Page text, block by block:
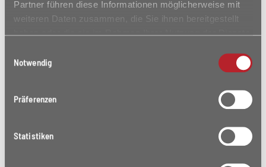
Partner führen diese Informationen möglicherweise mit
weiteren Daten zusammen, die Sie ihnen bereitgestellt
haben oder die sie im Rahmen Ihrer Nutzung der Dienste
Notwendig
Präferenzen
Statistiken